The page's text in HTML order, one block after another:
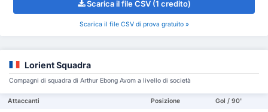
Scarica il file CSV (1 credito)
Scarica il file CSV di prova gratuito »
Lorient Squadra
Compagni di squadra di Arthur Ebong Avom a livello di società
Attaccanti Posizione Gol / 90'